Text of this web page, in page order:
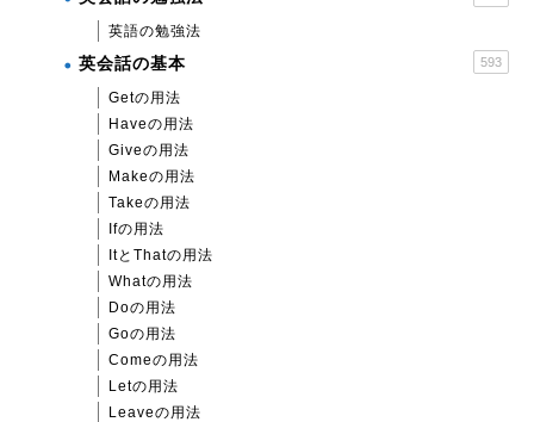
英語の勉強法
英会話の基本 593
Getの用法
Haveの用法
Giveの用法
Makeの用法
Takeの用法
Ifの用法
ItとThatの用法
Whatの用法
Doの用法
Goの用法
Comeの用法
Letの用法
Leaveの用法